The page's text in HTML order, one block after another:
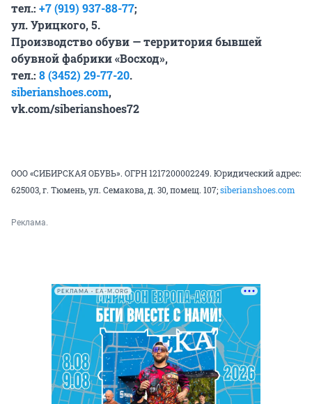
тел.: +7 (919) 937-88-77;
ул. Урицкого, 5.
Производство обуви — территория бывшей
обувной фабрики «Восход»,
тел.: 8 (3452) 29-77-20.
siberianshoes.com,
vk.com/siberianshoes72
ООО «СИБИРСКАЯ ОБУВЬ». ОГРН 1217200002249. Юридический адрес:
625003, г. Тюмень, ул. Семакова, д. 30, помещ. 107;siberianshoes.com
Реклама.
РЕКЛАМА • EA-M.ORG